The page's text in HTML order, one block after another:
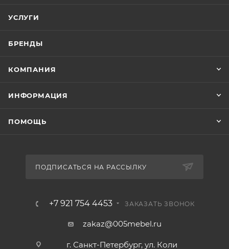
УСЛУГИ
БРЕНДЫ
КОМПАНИЯ
ИНФОРМАЦИЯ
ПОМОЩЬ
ПОДПИСАТЬСЯ НА РАССЫЛКУ
+7 921 754 4453 ЗАКАЗАТЬ ЗВОНОК
zakaz@005mebel.ru
г. Санкт-Петербург, ул. Коли